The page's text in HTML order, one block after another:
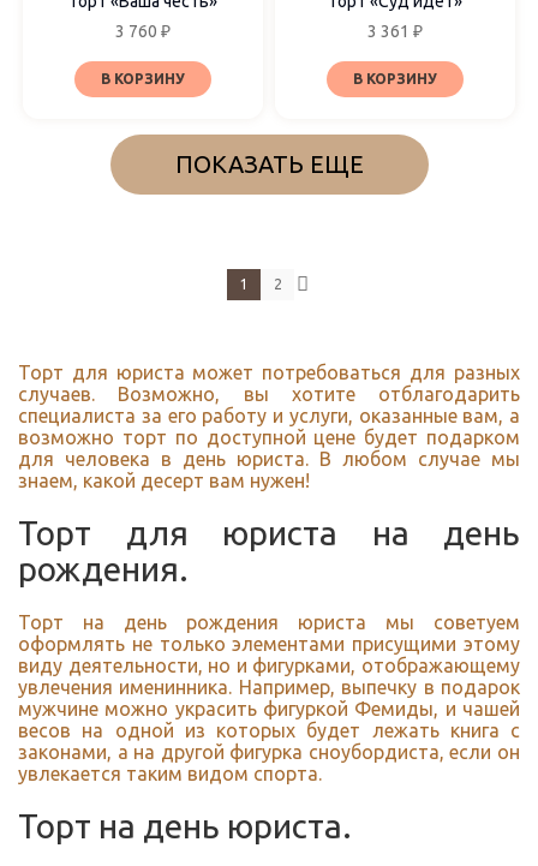
3 760 ₽
В КОРЗИНУ
3 361 ₽
В КОРЗИНУ
ПОКАЗАТЬ ЕЩЕ
1 2
Торт для юриста может потребоваться для разных
случаев. Возможно, вы хотите отблагодарить
специалиста за его работу и услуги, оказанные вам, а
возможно торт по доступной цене будет подарком
для человека в день юриста. В любом случае мы
знаем, какой десерт вам нужен!
Торт для юриста на день
рождения.
Торт на день рождения юриста мы советуем
оформлять не только элементами присущими этому
виду деятельности, но и фигурками, отображающему
увлечения именинника. Например, выпечку в подарок
мужчине можно украсить фигуркой Фемиды, и чашей
весов на одной из которых будет лежать книга с
законами, а на другой фигурка сноубордиста, если он
увлекается таким видом спорта.
Торт на день юриста.